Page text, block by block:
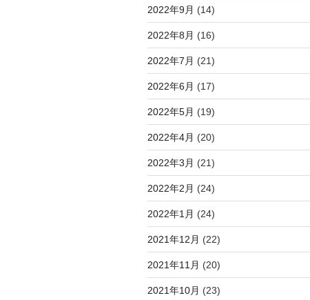
2022年9月 (14)
2022年8月 (16)
2022年7月 (21)
2022年6月 (17)
2022年5月 (19)
2022年4月 (20)
2022年3月 (21)
2022年2月 (24)
2022年1月 (24)
2021年12月 (22)
2021年11月 (20)
2021年10月 (23)